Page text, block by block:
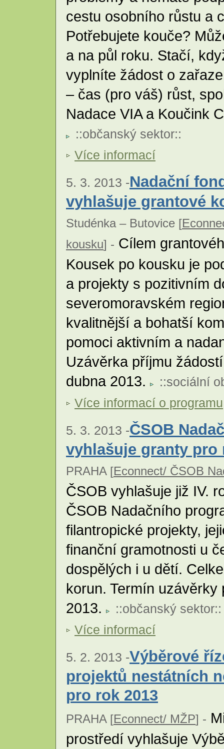
cestu osobního růstu a
Potřebujete kouče?
a na půl roku. Stačí,
vyplníte žádost o
– čas (pro váš) růst,
Nadace VIA a Koučink
::občanský sektor::
Více informací
5. 3. 2013 -Nadační
vyhlašuje grantové
Studénka – Butovice [
kousku] - Cílem
Kousek po kousku je
a projekty s pozitivním
severomoravském
kvalitnější a bohatší
pomoci aktivním a
Uzávěrka příjmu
dubna 2013.
::sociální
Více informací o programu
5. 3. 2013 -ČSOB
vyhlašuje granty pro
PRAHA [Econnect/ ČSOB
ČSOB vyhlašuje již IV.
ČSOB Nadačního
filantropické projekty,
finanční gramotnosti u
dospělých i u dětí.
korun. Termín uzávěrky
2013.
::občanský sektor::
Více informací
5. 2. 2013 -Výběrové
projektů nestátních
pro rok 2013
PRAHA [Econnect/ MŽP] -
prostředí vyhlašuje